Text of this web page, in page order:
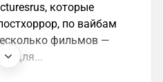
которые
по вайбам
фильмов —
[для...